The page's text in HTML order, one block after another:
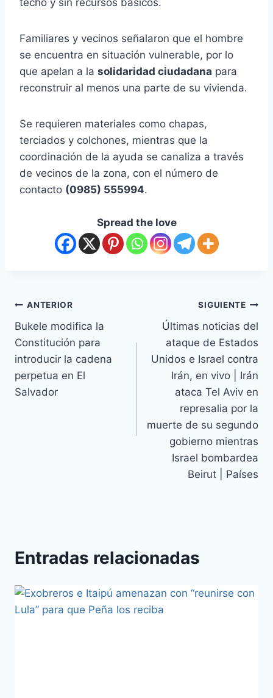
Familiares y vecinos señalaron que el hombre
se encuentra en situación vulnerable, por lo
que apelan a la solidaridad ciudadana para
reconstruir al menos una parte de su vivienda.
Se requieren materiales como chapas,
terciados y colchones, mientras que la
coordinación de la ayuda se canaliza a través
de vecinos de la zona, con el número de
contacto (0985) 555994.
Spread the love
ANTERIOR
Bukele modifica la
Constitución para
introducir la cadena
perpetua en El
Salvador
SIGUIENTE
Últimas noticias del
ataque de Estados
Unidos e Israel contra
Irán, en vivo | Irán
ataca Tel Aviv en
represalia por la
muerte de su segundo
gobierno mientras
Israel bombardea
Beirut | Países
Entradas relacionadas